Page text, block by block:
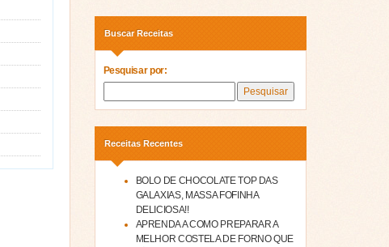
Buscar Receitas
Pesquisar por:
Receitas Recentes
BOLO DE CHOCOLATE TOP DAS
GALAXIAS, MASSA FOFINHA
DELICIOSA!!
APRENDA A COMO PREPARAR A
MELHOR COSTELA DE FORNO QUE